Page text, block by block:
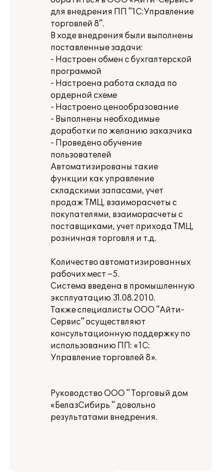
для внедрения ПП "1С:Управление
торговлей 8".
В ходе внедрения были выполнены
поставленные задачи:
- Настроен обмен с бухгалтерской
программой
- Настроена работа склада по
ордерной схеме
- Настроено ценообразование
- Выполнены необходимые
доработки по желанию заказчика
- Проведено обучение
пользователей
Автоматизированы такие
функции как управление
складскими запасами, учет
продаж ТМЦ, взаиморасчеты с
покупателями, взаиморасчеты с
поставщиками, учет прихода ТМЦ,
розничная торговля и т.д.
Количество автоматизированных
рабочих мест –5.
Система введена в промышленную
эксплуатацию 31.08.2010.
Также специалисты ООО "Айти-
Сервис" осуществляют
консультационную поддержку по
использованию ПП: «1С:
Управление торговлей 8».
Руководство ООО " Торговый дом
«БелазСибирь " довольно
результатами внедрения.